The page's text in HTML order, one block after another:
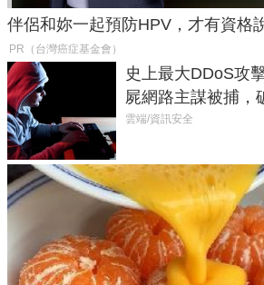
伴侶和妳一起預防HPV，才有資格
PR（台灣癌症基金會）
史上最大DDoS攻
屍網路主謀被捕，
癱瘓全球！
雲端/資訊安全